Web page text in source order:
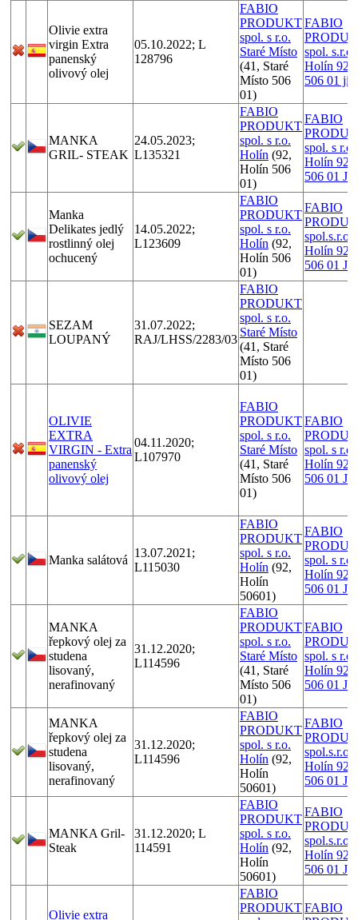
Olivie extra
virgin Extra
panenský
olivový olej
05.10.2022; L
128796
FABIO
PRODUKT
spol. s r.o.
Staré Místo
(41, Staré
Místo 506
01)
FABIO
spol. s.r.o.,
Holín 92,
506 01
MANKA
GRIL- STEAK
24.05.2023;
L135321
FABIO
PRODUKT
spol. s r.o.
Holín (92,
Holín 506
01)
FABIO
spol. s r.o.
Holín 92,
506 01
Manka
Delikates jedlý
rostlinný olej
ochucený
14.05.2022;
L123609
FABIO
PRODUKT
spol. s r.o.
Holín (92,
Holín 506
01)
FABIO
spol.s.r.o.,
Holín 92,
506 01
SEZAM
LOUPANÝ
31.07.2022;
RAJ/LHSS/2283/03
FABIO
PRODUKT
spol. s r.o.
Staré Místo
(41, Staré
Místo 506
01)
OLIVIE
EXTRA
VIRGIN - Extra
panenský
olivový olej
04.11.2020;
L107970
FABIO
PRODUKT
spol. s r.o.
Staré Místo
(41, Staré
Místo 506
01)
FABIO
spol. s r.o.,
Holín 92,
506 01
Manka salátová
13.07.2021;
L115030
FABIO
PRODUKT
spol. s r.o.
Holín (92,
Holín
50601)
FABIO
spol. s r.o.,
Holín 92,
506 01
MANKA
řepkový olej za
studena
lisovaný,
nerafinovaný
31.12.2020;
L114596
FABIO
PRODUKT
spol. s r.o.
Staré Místo
(41, Staré
Místo 506
01)
FABIO
spol. s r.o.,
Holín 92,
506 01
MANKA
řepkový olej za
studena
lisovaný,
nerafinovaný
31.12.2020;
L114596
FABIO
PRODUKT
spol. s r.o.
Holín (92,
Holín
50601)
FABIO
spol.s.r.o.,
Holín 92,
506 01
MANKA Gril-
Steak
31.12.2020; L
114591
FABIO
PRODUKT
spol. s r.o.
Holín (92,
Holín
50601)
FABIO
spol.s.r.o.,
Holín 92,
506 01
Olivie extra
FABIO
PRODUKTFABIO